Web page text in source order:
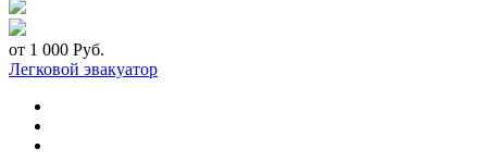
от 1 000 Руб.
Легковой эвакуатор